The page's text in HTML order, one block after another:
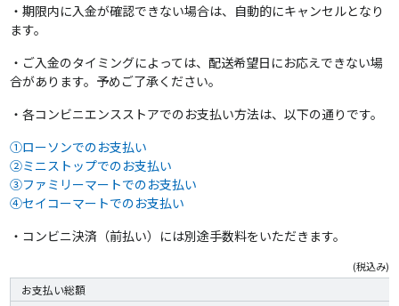
・期限内に入金が確認できない場合は、自動的にキャンセルとなり
ます。
・ご入金のタイミングによっては、配送希望日にお応えできない場
合があります。予めご了承ください。
・各コンビニエンスストアでのお支払い方法は、以下の通りです。
①ローソンでのお支払い
②ミニストップでのお支払い
③ファミリーマートでのお支払い
④セイコーマートでのお支払い
・コンビニ決済（前払い）には別途手数料をいただきます。
(税込み)
お支払い総額